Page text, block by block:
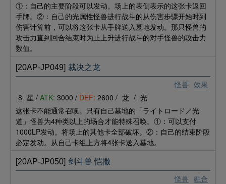
①：自己的主要阶段可以发动。场上的表侧表示的这张卡返回
手牌。②：自己的光属性怪兽进行战斗的从伤害步骤开始时到
伤害计算前，可以将这张卡从手牌送入墓地发动。那只怪兽的
攻击力直到回合结束时为止上升进行战斗的对手怪兽的攻击力
数值。
怪兽 效果
[20AP-JP049] 裁决之龙
8 星 / ATK: 3000 / DEF: 2600 / 龙 / 光
这张卡不能通常召唤。只有自己墓地的「ライトロード／光
道」怪兽为4种类以上的场合才能特殊召唤。①：可以支付
1000LP发动。将场上的其他卡全部破坏。②：自己的结束阶段
必定发动。从自己卡组上方将4张卡送入墓地。
怪兽 融合
[20AP-JP050] 剑斗兽 恺撒